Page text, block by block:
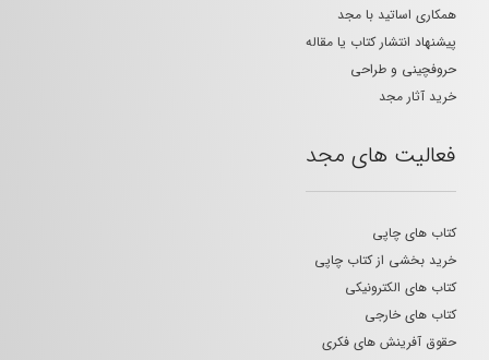
همکاری اساتید با مجد
پیشنهاد انتشار کتاب یا مقاله
حروفچینی و طراحی
خرید آثار مجد
فعالیت های مجد
کتاب های چاپی
خرید بخشی از کتاب چاپی
کتاب های الکترونیکی
کتاب های خارجی
حقوق آفرینش های فکری